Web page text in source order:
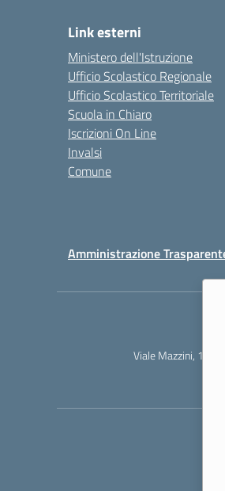
Link esterni
Ministero dell'Istruzione
Ufficio Scolastico Regionale
Ufficio Scolastico Territoriale
Scuola in Chiaro
Iscrizioni On Line
Invalsi
Comune
Amministrazione
Viale Mazzini, 18 -